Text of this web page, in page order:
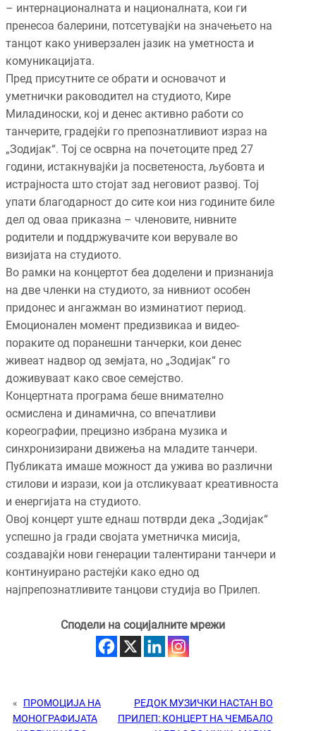
– интернационалната и националната, кои ги
пренесоа балерини, потсетувајќи на значењето на
танцот како универзален јазик на уметноста и
комуникацијата.
Пред присутните се обрати и основачот и
уметнички раководител на студиото, Кире
Миладиноски, кој и денес активно работи со
танчерите, градејќи го препознатливиот израз на
„Зодијак“. Тој се осврна на почетоците пред 27
години, истакнувајќи ја посветеноста, љубовта и
истрајноста што стојат зад неговиот развој. Тој
упати благодарност до сите кои низ годините биле
дел од оваа приказна – членовите, нивните
родители и поддржувачите кои верувале во
визијата на студиото.
Во рамки на концертот беа доделени и признанија
на две членки на студиото, за нивниот особен
придонес и ангажман во изминатиот период.
Емоционален момент предизвикаа и видео-
пораките од поранешни танчерки, кои денес
живеат надвор од земјата, но „Зодијак“ го
доживуваат како свое семејство.
Концертната програма беше внимателно
осмислена и динамична, со впечатливи
кореографии, прецизно избрана музика и
синхронизирани движења на младите танчери.
Публиката имаше можност да ужива во различни
стилови и изрази, кои ја отсликуваат креативноста
и енергијата на студиото.
Овој концерт уште еднаш потврди дека „Зодијак“
успешно ја гради својата уметничка мисија,
создавајќи нови генерации талентирани танчери и
континуирано растејќи како едно од
најпрепознатливите танцови студија во Прилеп.
Сподели на социјалните мрежи
«
ПРОМОЦИЈА НА
МОНОГРАФИЈАТА
РЕДОК МУЗИЧКИ НАСТАН ВО
ПРИЛЕП: КОНЦЕРТ НА ЧЕМБАЛО